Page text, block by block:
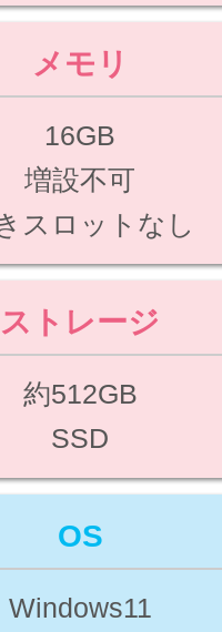
メモリ
16GB
増設不可
スロットなし
ストレージ
約512GB
SSD
OS
Windows11